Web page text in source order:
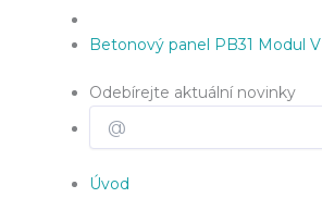
Betonový panel PB31 Modul V
Odebírejte aktuální novinky
Úvod